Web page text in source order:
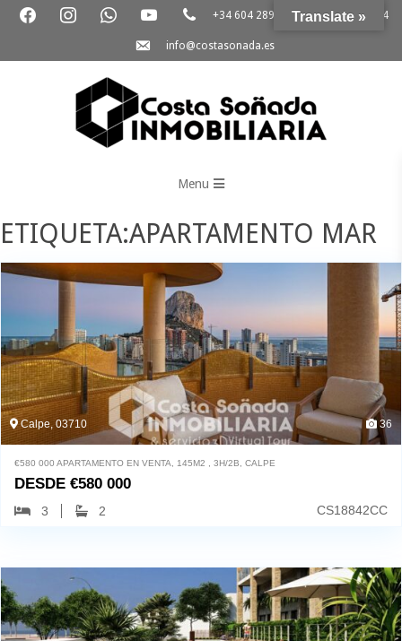
+34 604 289 264 +34 865 796 054
info@costasonada.es
Soñada
Menu
ETIQUETA:APARTAMENTO MAR
Calpe, 03710 36
€580 000 APARTAMENTO EN VENTA, 145M2 , 3H/2B, CALPE
DESDE €580 000
3 2 CS18842CC
Translate »